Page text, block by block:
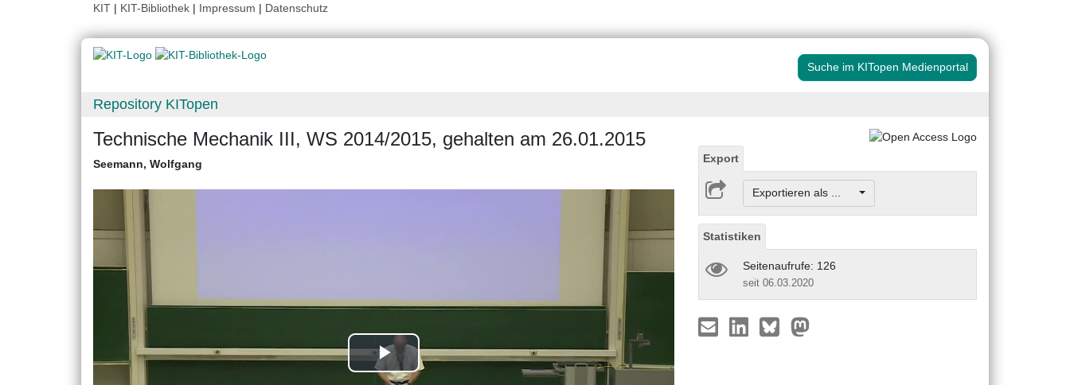
KIT | KIT-Bibliothek | Impressum | Datenschutz
Suche im KITopen Medienportal
Repository KITopen
Technische Mechanik III, WS 2014/2015, gehalten am 26.01.2015
Seemann, Wolfgang
Play
Export
Exportieren als ...
Statistiken
Seitenaufrufe: 126
seit 06.03.2020